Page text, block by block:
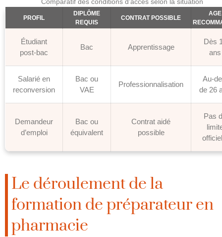
PROFIL
DIPLÔME
REQUIS
CONTRAT POSSIBLE
AGE
Étudiant
post-bac
Bac Apprentissage
Dès
ans
Salarié en
reconversion
Bac ou
VAE
Professionnalisation
Au-
de 26
Demandeur
d’emploi
Bac ou
équivalent
Contrat aidé
possible
Pas
Le déroulement de la
formation de préparateur en
pharmacie